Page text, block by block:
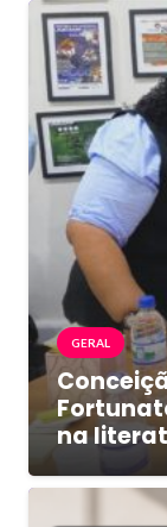
GERAL
na